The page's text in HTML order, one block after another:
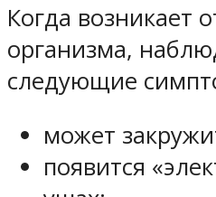
Когда возникает
организма,
следующие
может
появится